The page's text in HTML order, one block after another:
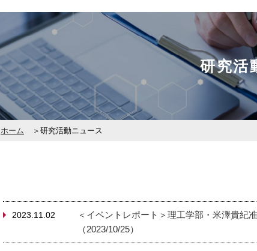
研究活
ホーム 研究活動ニュース
2023.11.02
＜イベントレポート＞理工学部・米澤貴紀
（2023/10/25）